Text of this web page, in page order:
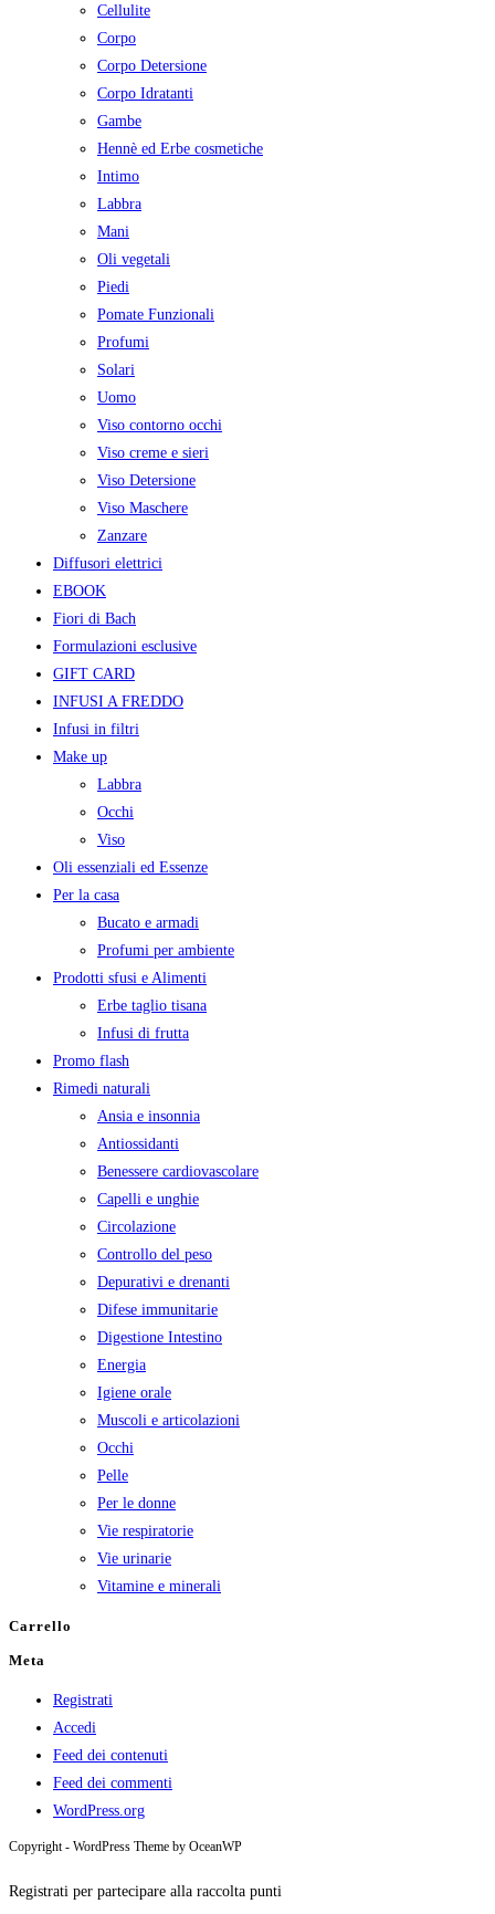
Cellulite
Corpo
Corpo Detersione
Corpo Idratanti
Gambe
Hennè ed Erbe cosmetiche
Intimo
Labbra
Mani
Oli vegetali
Piedi
Pomate Funzionali
Profumi
Solari
Uomo
Viso contorno occhi
Viso creme e sieri
Viso Detersione
Viso Maschere
Zanzare
Diffusori elettrici
EBOOK
Fiori di Bach
Formulazioni esclusive
GIFT CARD
INFUSI A FREDDO
Infusi in filtri
Make up
Labbra
Occhi
Viso
Oli essenziali ed Essenze
Per la casa
Bucato e armadi
Profumi per ambiente
Prodotti sfusi e Alimenti
Erbe taglio tisana
Infusi di frutta
Promo flash
Rimedi naturali
Ansia e insonnia
Antiossidanti
Benessere cardiovascolare
Capelli e unghie
Circolazione
Controllo del peso
Depurativi e drenanti
Difese immunitarie
Digestione Intestino
Energia
Igiene orale
Muscoli e articolazioni
Occhi
Pelle
Per le donne
Vie respiratorie
Vie urinarie
Vitamine e minerali
Carrello
Meta
Registrati
Accedi
Feed dei contenuti
Feed dei commenti
WordPress.org
Copyright - WordPress Theme by OceanWP
Registrati per partecipare alla raccolta punti